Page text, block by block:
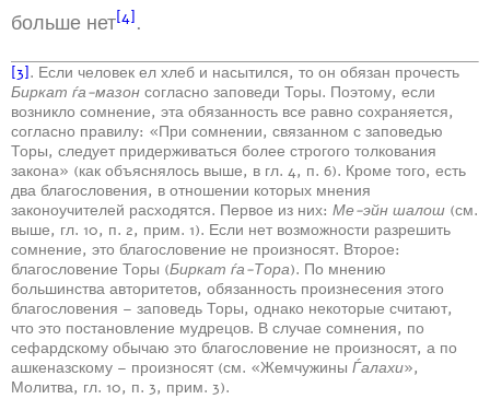
больше нет[4] .
[3]. Если человек ел хлеб и насытился, то он обязан прочесть
Биркат ѓа-мазон согласно заповеди Торы. Поэтому, если
возникло сомнение, эта обязанность все равно сохраняется,
согласно правилу: «При сомнении, связанном с заповедью
Торы, следует придерживаться более строгого толкования
закона» (как объяснялось выше, в гл. 4, п. 6). Кроме того, есть
два благословения, в отношении которых мнения
законоучителей расходятся. Первое из них: Ме-эйн шалош (см.
выше, гл. 10, п. 2, прим. 1). Если нет возможности разрешить
сомнение, это благословение не произносят. Второе:
благословение Торы (Биркат ѓа-Тора). По мнению
большинства авторитетов, обязанность произнесения этого
благословения – заповедь Торы, однако некоторые считают,
что это постановление мудрецов. В случае сомнения, по
сефардскому обычаю это благословение не произносят, а по
ашкеназскому – произносят (см. «Жемчужины Ѓалахи»,
Молитва, гл. 10, п. 3, прим. 3).